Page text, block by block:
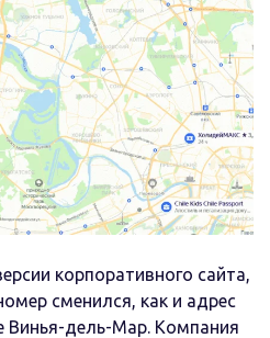
корпоративного сайта,
сменился, как и адрес
Винья-дель-Мар. Компания